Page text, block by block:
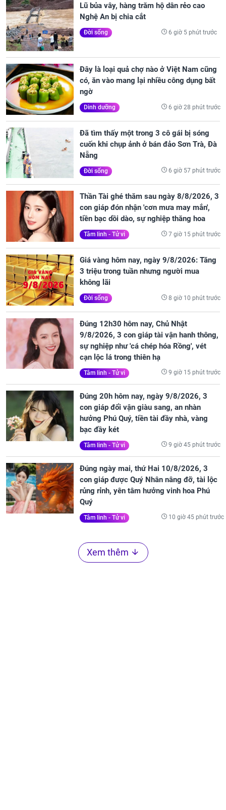
Lũ bủa vây, hàng trăm hộ dân rẻo cao
Nghệ An bị chia cắt
Đời sống 6 giờ 5 phút trước
Đây là loại quả chợ nào ở Việt Nam cũng
có, ăn vào mang lại nhiều công dụng bất
ngờ
Dinh dưỡng 6 giờ 28 phút trước
Đã tìm thấy một trong 3 cô gái bị sóng
cuốn khi chụp ảnh ở bán đảo Sơn Trà, Đà
Nẵng
Đời sống 6 giờ 57 phút trước
Thần Tài ghé thăm sau ngày 8/8/2026, 3
con giáp đón nhận 'cơn mưa may mắn',
tiền bạc dồi dào, sự nghiệp thăng hoa
Tâm linh - Tử vi 7 giờ 15 phút trước
Giá vàng hôm nay, ngày 9/8/2026: Tăng
3 triệu trong tuần nhưng người mua
không lãi
Đời sống 8 giờ 10 phút trước
Đúng 12h30 hôm nay, Chủ Nhật
9/8/2026, 3 con giáp tài vận hanh thông,
sự nghiệp như 'cá chép hóa Rồng', vét
cạn lộc lá trong thiên hạ
Tâm linh - Tử vi 9 giờ 15 phút trước
Đúng 20h hôm nay, ngày 9/8/2026, 3
con giáp đổi vận giàu sang, an nhàn
hưởng Phú Quý, tiền tài đầy nhà, vàng
bạc đầy két
Tâm linh - Tử vi 9 giờ 45 phút trước
Đúng ngày mai, thứ Hai 10/8/2026, 3
con giáp được Quý Nhân nâng đỡ, tài lộc
rủng rỉnh, yên tâm hưởng vinh hoa Phú
Quý
Tâm linh - Tử vi 10 giờ 45 phút trước
Xem thêm